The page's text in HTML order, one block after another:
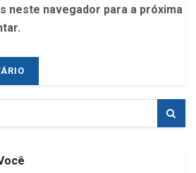
neste navegador para a próxima